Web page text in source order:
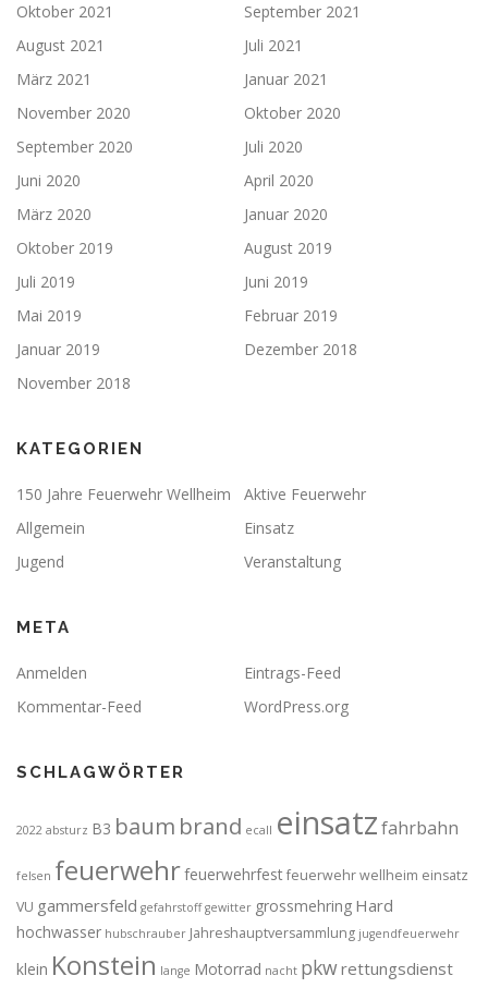
Oktober 2021
September 2021
August 2021
Juli 2021
März 2021
Januar 2021
November 2020
Oktober 2020
September 2020
Juli 2020
Juni 2020
April 2020
März 2020
Januar 2020
Oktober 2019
August 2019
Juli 2019
Juni 2019
Mai 2019
Februar 2019
Januar 2019
Dezember 2018
November 2018
KATEGORIEN
150 Jahre Feuerwehr Wellheim
Aktive Feuerwehr
Allgemein
Einsatz
Jugend
Veranstaltung
META
Anmelden
Eintrags-Feed
Kommentar-Feed
WordPress.org
SCHLAGWÖRTER
2022 absturz B3 baum brand ecall einsatzfahrbahn
felsen feuerwehrfeuerwehrfest feuerwehr wellheim einsatz
VU gammersfeld gefahrstoff gewitter grossmehring Hard
hochwasser hubschrauber Jahreshauptversammlung jugendfeuerwehr
klein Konstein lange Motorrad nacht pkwrettungsdienst